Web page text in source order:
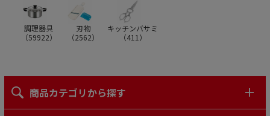
調理器具
（59922）
刃物
（2562）
キッチンバサミ
（411 ）
商品カテゴリから探す